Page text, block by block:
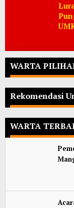
WARTA
Rekomendasi
WARTA